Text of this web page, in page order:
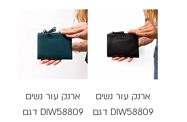
ארנק עור נשים
דגם DIW58809
ארנק עור נשים
דגם DIW58809